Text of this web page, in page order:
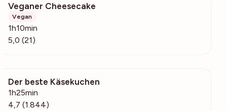
Veganer Cheesecake
Vegan
1h10min
5,0 (21)
Der beste Käsekuchen
1h25min
4,7 (1.844)